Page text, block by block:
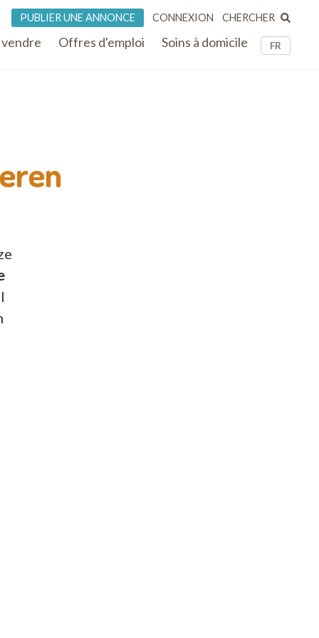
FR
Offres d'emploi Soins à domicile
PUBLIER UNE ANNONCE CONNEXION CHERCHER